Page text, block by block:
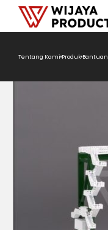
Tentang Kami Produk Bantuan